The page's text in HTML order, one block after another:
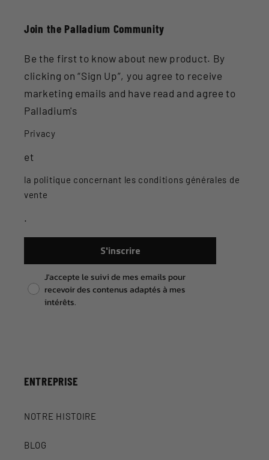
Join the Palladium Community
Be the first to know about new product. By
clicking on “Sign Up”, you agree to receive
marketing emails and have read and agree to
Palladium's
Privacy
et
la politique concernant les conditions générales de
vente
.
S'inscrire
Pixel consent
J'accepte le suivi de mes emails pour
recevoir des contenus adaptés à mes
intérêts.
ENTREPRISE
NOTRE HISTOIRE
BLOG